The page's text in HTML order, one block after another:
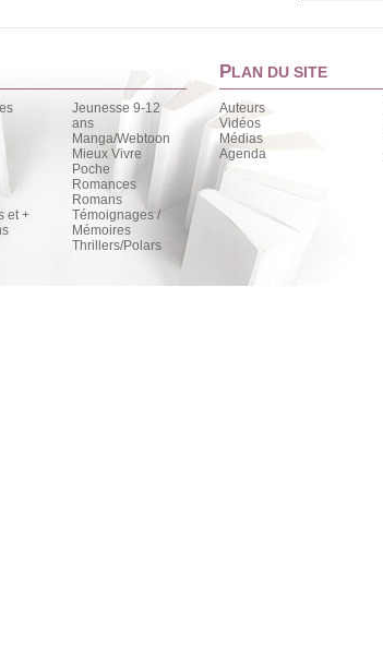
et +
Jeunesse 9-12
ans
Manga/Webtoon
Mieux Vivre
Poche
Romances
Romans
Témoignages /
Mémoires
Thrillers/Polars
PLAN DU SITE
Auteurs
Vidéos
Médias
Agenda